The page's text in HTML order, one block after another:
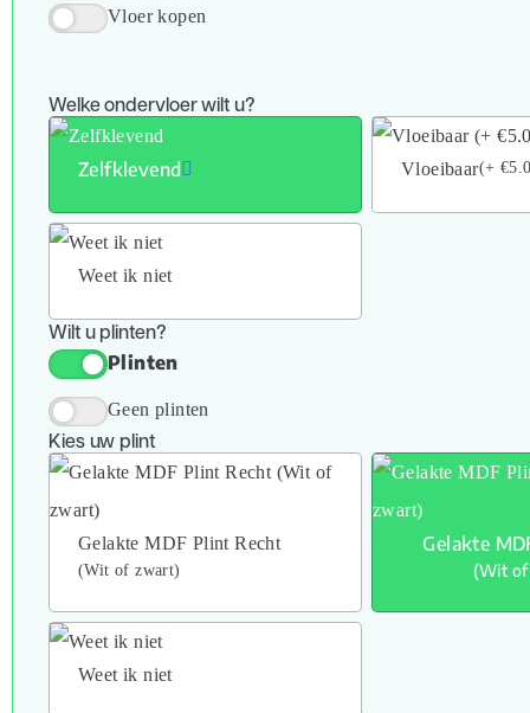
Vloer kopen
Welke ondervloer wilt u?
Zelfklevend Vloeibaar(+
Weet ik niet
Wilt u plinten?
Plinten
Geen plinten
Kies uw plint
Gelakte MDF Plint Recht
(Wit of zwart)
Gelakte
(Wit
Weet ik niet